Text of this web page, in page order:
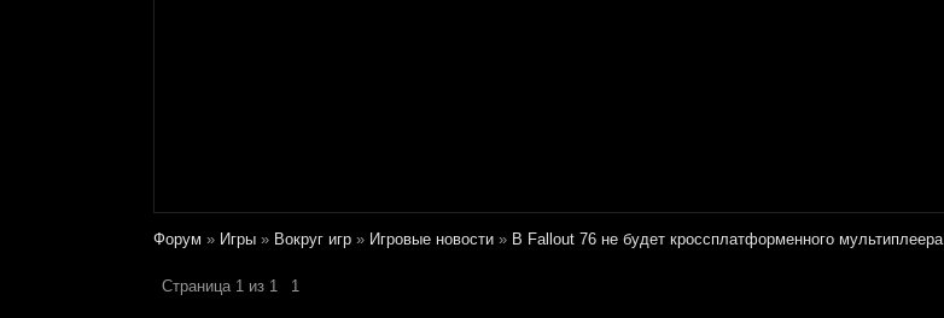
Форум » Игры » Вокруг игр » Игровые новости » В Fallout 76 не будет кроссплатформенного мультиплеера
Страница 1 из 1 1